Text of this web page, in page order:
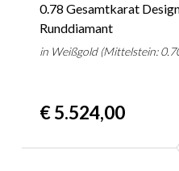
0.78 Gesamtkarat
Runddiamant
in Weißgold (Mittelstein:
€ 5.524,00